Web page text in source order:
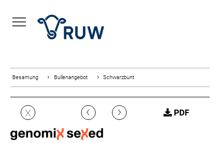
Besamung Bullenangebot Schwarzbunt
X ‹ › PDF